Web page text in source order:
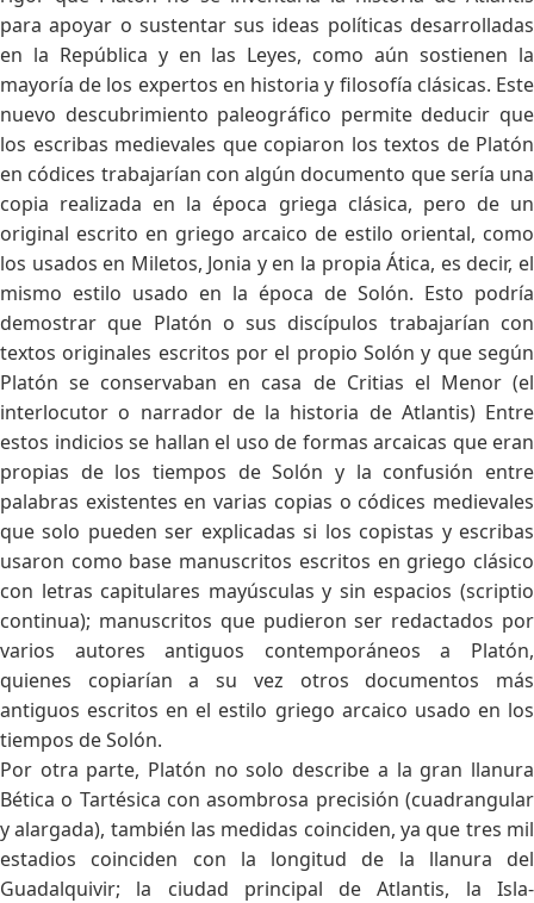
para apoyar o sustentar sus ideas políticas desarrolladas
en la República y en las Leyes, como aún sostienen la
mayoría de los expertos en historia y filosofía clásicas. Este
nuevo descubrimiento paleográfico permite deducir que
los escribas medievales que copiaron los textos de Platón
en códices trabajarían con algún documento que sería una
copia realizada en la época griega clásica, pero de un
original escrito en griego arcaico de estilo oriental, como
los usados en Miletos, Jonia y en la propia Ática, es decir, el
mismo estilo usado en la época de Solón. Esto podría
demostrar que Platón o sus discípulos trabajarían con
textos originales escritos por el propio Solón y que según
Platón se conservaban en casa de Critias el Menor (el
interlocutor o narrador de la historia de Atlantis) Entre
estos indicios se hallan el uso de formas arcaicas que eran
propias de los tiempos de Solón y la confusión entre
palabras existentes en varias copias o códices medievales
que solo pueden ser explicadas si los copistas y escribas
usaron como base manuscritos escritos en griego clásico
con letras capitulares mayúsculas y sin espacios (scriptio
continua); manuscritos que pudieron ser redactados por
varios autores antiguos contemporáneos a Platón,
quienes copiarían a su vez otros documentos más
antiguos escritos en el estilo griego arcaico usado en los
tiempos de Solón.
Por otra parte, Platón no solo describe a la gran llanura
Bética o Tartésica con asombrosa precisión (cuadrangular
y alargada), también las medidas coinciden, ya que tres mil
estadios coinciden con la longitud de la llanura del
Guadalquivir; la ciudad principal de Atlantis, la Isla-